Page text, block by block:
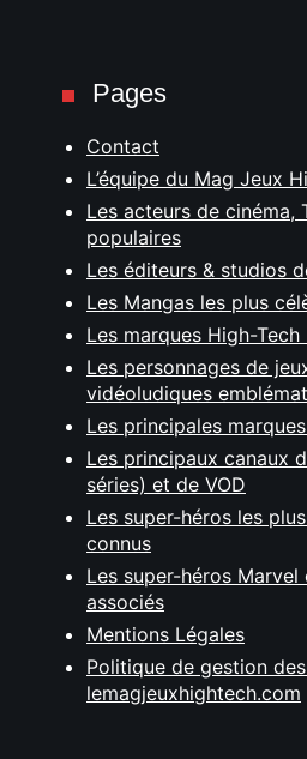
Pages
Contact
L’équipe du Mag Jeux
Les acteurs de cinéma,
populaires
Les éditeurs & studios
Les Mangas les plus
Les marques High-Tech
Les personnages de
vidéoludiques
Les principales
Les principaux canaux
séries) et de VOD
Les super-héros les
connus
Les super-héros
associés
Mentions Légales
Politique de gestion
lemagjeuxhightech.com